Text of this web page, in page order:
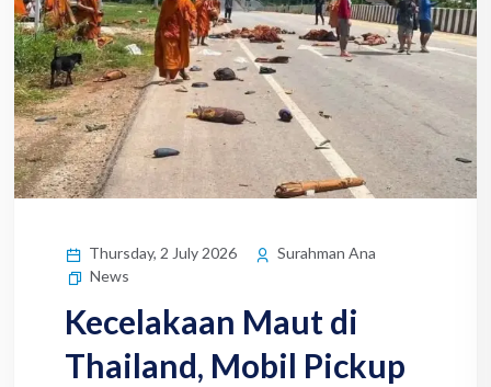
Thursday, 2 July 2026
Surahman Ana
News
Kecelakaan Maut di
Thailand, Mobil Pickup